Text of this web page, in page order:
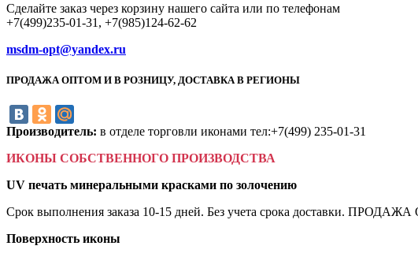
Сделайте заказ через корзину нашего сайта или по телефонам
+7(499)235-01-31, +7(985)124-62-62
msdm-opt@yandex.ru
ПРОДАЖА ОПТОМ И В РОЗНИЦУ, ДОСТАВКА В РЕГИОНЫ
Производитель: в отделе торговли иконами тел:+7(499) 235-01-31
ИКОНЫ СОБСТВЕННОГО ПРОИЗВОДСТВА
UV печать минеральными красками по золочению
Срок выполнения заказа 10-15 дней. Без учета срока доставки.
Поверхность иконы